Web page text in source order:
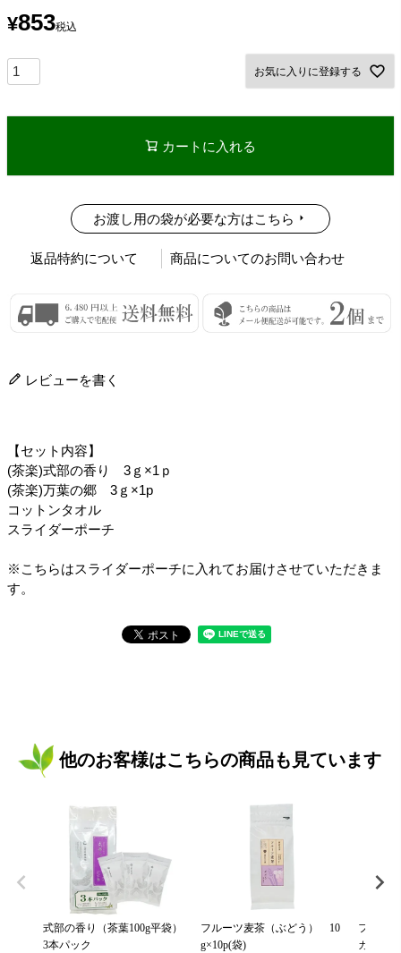
¥853税込
お気に入りに登録する
カートに入れる
お渡し用の袋が必要な方はこちら
返品特約について 商品についてのお問い合わせ
レビューを書く
【セット内容】
(茶楽)式部の香り 3ｇ×1ｐ
(茶楽)万葉の郷 3ｇ×1p
コットンタオル
スライダーポーチ
※こちらはスライダーポーチに入れてお届けさせていただきま
す。
他のお客様はこちらの商品も見ています
式部の香り（茶葉100g平袋）
3本パック
フルーツ麦茶（ぶどう） 10
g×10p(袋)
フルー
カット